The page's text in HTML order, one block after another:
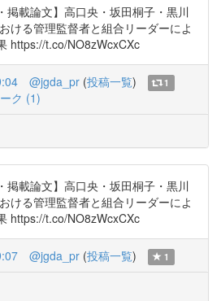
掲載論文】高口央・坂田桐子・黒川
ける管理監督者と組合リーダーによ
https://t.co/NO8zWcxCXc
@jgda_pr (投稿一覧) 1
ク (1)
掲載論文】高口央・坂田桐子・黒川
ける管理監督者と組合リーダーによ
https://t.co/NO8zWcxCXc
@jgda_pr (投稿一覧) 1